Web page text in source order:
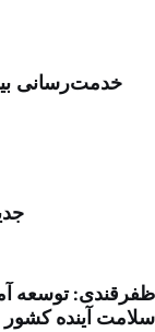
ظفرقندی: توسعه
سلامت آینده